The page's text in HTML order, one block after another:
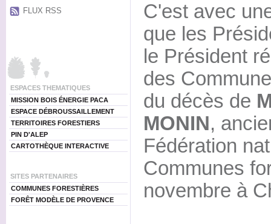
FLUX RSS
ESPACES THEMATIQUES
MISSION BOIS ÉNERGIE PACA
ESPACE DÉBROUSSAILLEMENT
TERRITOIRES FORESTIERS
PIN D'ALEP
CARTOTHÈQUE INTERACTIVE
SITES PARTENAIRES
COMMUNES FORESTIÈRES
FORÊT MODÈLE DE PROVENCE
C'est avec
que les
le Président
des
du décès de
MONIN,
Fédération
Communes
novembre à